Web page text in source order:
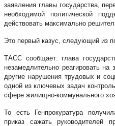
заявления главы государства,
необходимой политической
действовать максимально
Это первый казус, следующий из
ТАСС сообщает: глава
незамедлительно реагировать
другие нарушения трудовых и
одной из ключевых задач
сфере жилищно-коммунального
То есть Генпрокуратура
приказ сажать руководителей